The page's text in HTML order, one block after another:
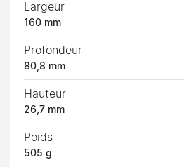
Largeur
160 mm
Profondeur
80,8 mm
Hauteur
26,7 mm
Poids
505 g